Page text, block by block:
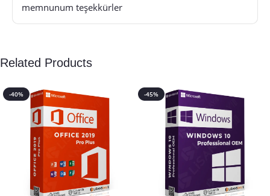
memnunum teşekkürler
Related Products
-40% -45%